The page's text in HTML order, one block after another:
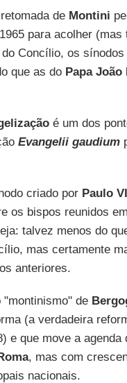
de Montini
para acolher (mas
Concílio, os sínodos
que as do Papa João
é um dos
Evangelii gaudium
criado por Paulo VI
os bispos reunidos em
talvez menos do
mas certamente
anteriores.
de
(a verdadeira
e que move a
, mas com
nacionais.